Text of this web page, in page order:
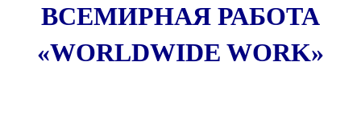
ВСЕМИРНАЯ РАБОТА
«WORLDWIDE WORK»